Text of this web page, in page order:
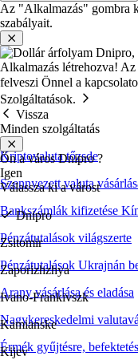
Az "Alkalmazás" gombra
szabályait.
Alkalmazás létrehozva! Az
felveszi Önnel a
Szolgáltatások.
Vissza
Minden szolgáltatás
Kriptovaluta tőzsde
Szennyezett valuta
Bankszámlák kifizetése
Pénzátutalások világszerte
Pénzátutalások Ukrajnán
Arany vásárlása és eladása
Nagykereskedelmi
Érmék gyűjtésre,
Ön a városDnipro?
Igen
Válassza ki a várost
Dnipro
Zsitomir
Zaporizhzhya
Ivano-Frankivszk
Kamianske
Kijev